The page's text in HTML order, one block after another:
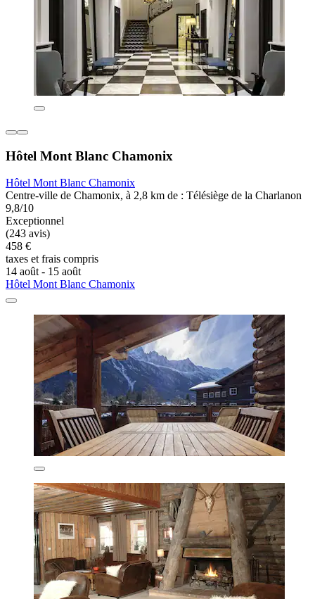
Hôtel Mont Blanc Chamonix
Hôtel Mont Blanc Chamonix
Centre-ville de Chamonix, à 2,8 km de : Télésiège de la Charlanon
9,8/10
Exceptionnel
(243 avis)
458 €
taxes et frais compris
14 août - 15 août
Hôtel Mont Blanc Chamonix